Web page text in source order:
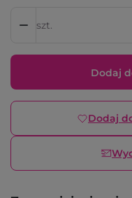
szt.
Dodaj
Dodaj